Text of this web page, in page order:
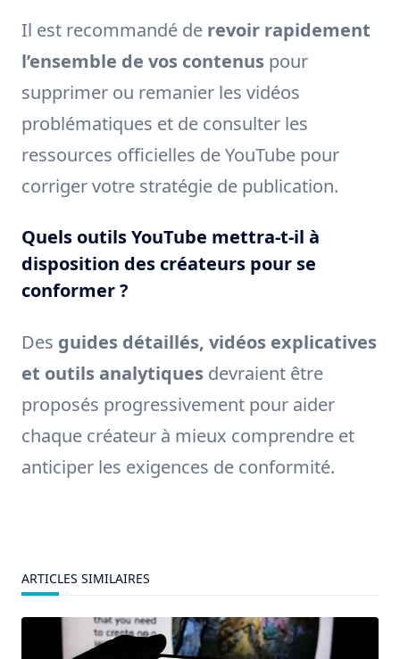
Il est recommandé de revoir rapidement
l’ensemble de vos contenus pour
supprimer ou remanier les vidéos
problématiques et de consulter les
ressources officielles de YouTube pour
corriger votre stratégie de publication.
Quels outils YouTube mettra-t-il à
disposition des créateurs pour se
conformer ?
Des guides détaillés, vidéos explicatives
et outils analytiques devraient être
proposés progressivement pour aider
chaque créateur à mieux comprendre et
anticiper les exigences de conformité.
ARTICLES SIMILAIRES